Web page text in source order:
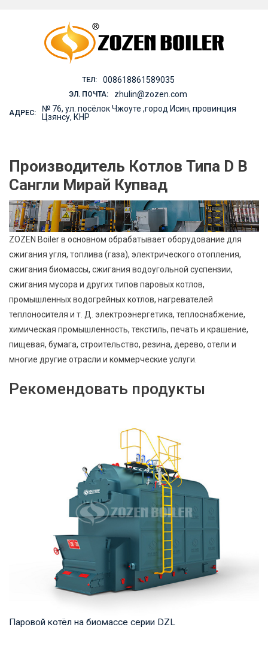
ТЕЛ: 008618861589035
ЭЛ. ПОЧТА: zhulin@zozen.com
АДРЕС:
№ 76, ул. посёлок Чжоуте ,город Исин, провинция
Цзянсу, КНР
Производитель Котлов Типа D В ​​
Сангли Мирай Купвад
ZOZEN Boiler в основном обрабатывает оборудование для
сжигания угля, топлива (газа), электрического отопления,
сжигания биомассы, сжигания водоугольной суспензии,
сжигания мусора и других типов паровых котлов,
промышленных водогрейных котлов, нагревателей
теплоносителя и т. Д. электроэнергетика, теплоснабжение,
химическая промышленность, текстиль, печать и крашение,
пищевая, бумага, строительство, резина, дерево, отели и
многие другие отрасли и коммерческие услуги.
Рекомендовать продукты
Паровой котёл на биомассе серии DZL